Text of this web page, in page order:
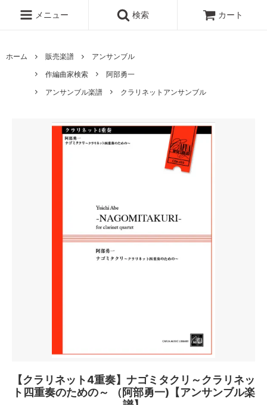
メニュー 検索 カート
ホーム 販売楽譜
アンサンブル
作編曲家検索
阿部勇一
アンサンブル楽譜
クラリネットアンサンブル
【クラリネット4重奏】ナゴミタクリ～クラリネッ
ト四重奏のための～ （阿部勇一)【アンサンブル楽